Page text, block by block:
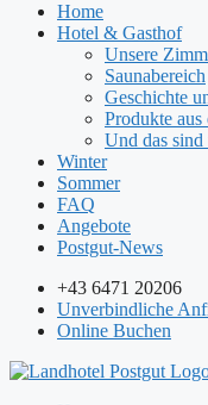
Home
Hotel & Gasthof
Unsere
Saunabereich
Geschichte
Produkte
Und das
Winter
Sommer
FAQ
Angebote
Postgut-News
+43 6471 20206
Unverbindliche
Online Buchen